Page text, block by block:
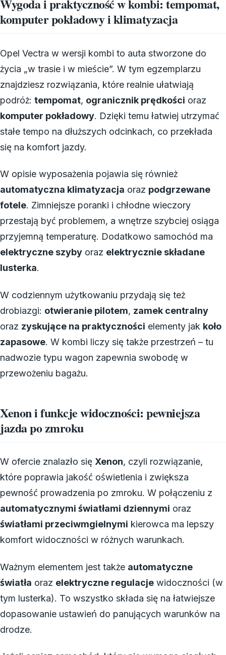
Wygoda i praktyczność w kombi: tempomat,
komputer pokładowy i klimatyzacja
Opel Vectra w wersji kombi to auta stworzone do
życia „w trasie i w mieście”. W tym egzemplarzu
znajdziesz rozwiązania, które realnie ułatwiają
podróż: tempomat, ogranicznik prędkości oraz
komputer pokładowy. Dzięki temu łatwiej utrzymać
stałe tempo na dłuższych odcinkach, co przekłada
się na komfort jazdy.
W opisie wyposażenia pojawia się również
automatyczna klimatyzacja oraz podgrzewane
fotele. Zimniejsze poranki i chłodne wieczory
przestają być problemem, a wnętrze szybciej osiąga
przyjemną temperaturę. Dodatkowo samochód ma
elektryczne szyby oraz elektrycznie składane
lusterka.
W codziennym użytkowaniu przydają się też
drobiazgi: otwieranie pilotem, zamek centralny
oraz zyskujące na praktyczności elementy jak koło
zapasowe. W kombi liczy się także przestrzeń – tu
nadwozie typu wagon zapewnia swobodę w
przewożeniu bagażu.
Xenon i funkcje widoczności: pewniejsza
jazda po zmroku
W ofercie znalazło się Xenon, czyli rozwiązanie,
które poprawia jakość oświetlenia i zwiększa
pewność prowadzenia po zmroku. W połączeniu z
automatycznymi światłami dziennymi oraz
światłami przeciwmgielnymi kierowca ma lepszy
komfort widoczności w różnych warunkach.
Ważnym elementem jest także automatyczne
światła oraz elektryczne regulacje widoczności (w
tym lusterka). To wszystko składa się na łatwiejsze
dopasowanie ustawień do panujących warunków na
drodze.